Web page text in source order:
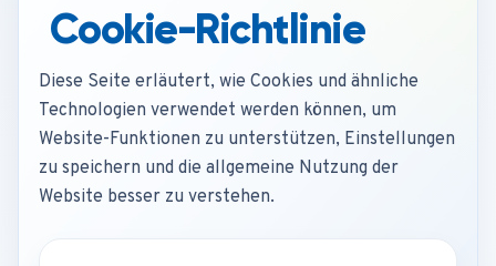
Cookie-Richtlinie
Diese Seite erläutert, wie Cookies und ähnliche
Technologien verwendet werden können, um
Website-Funktionen zu unterstützen, Einstellungen
zu speichern und die allgemeine Nutzung der
Website besser zu verstehen.